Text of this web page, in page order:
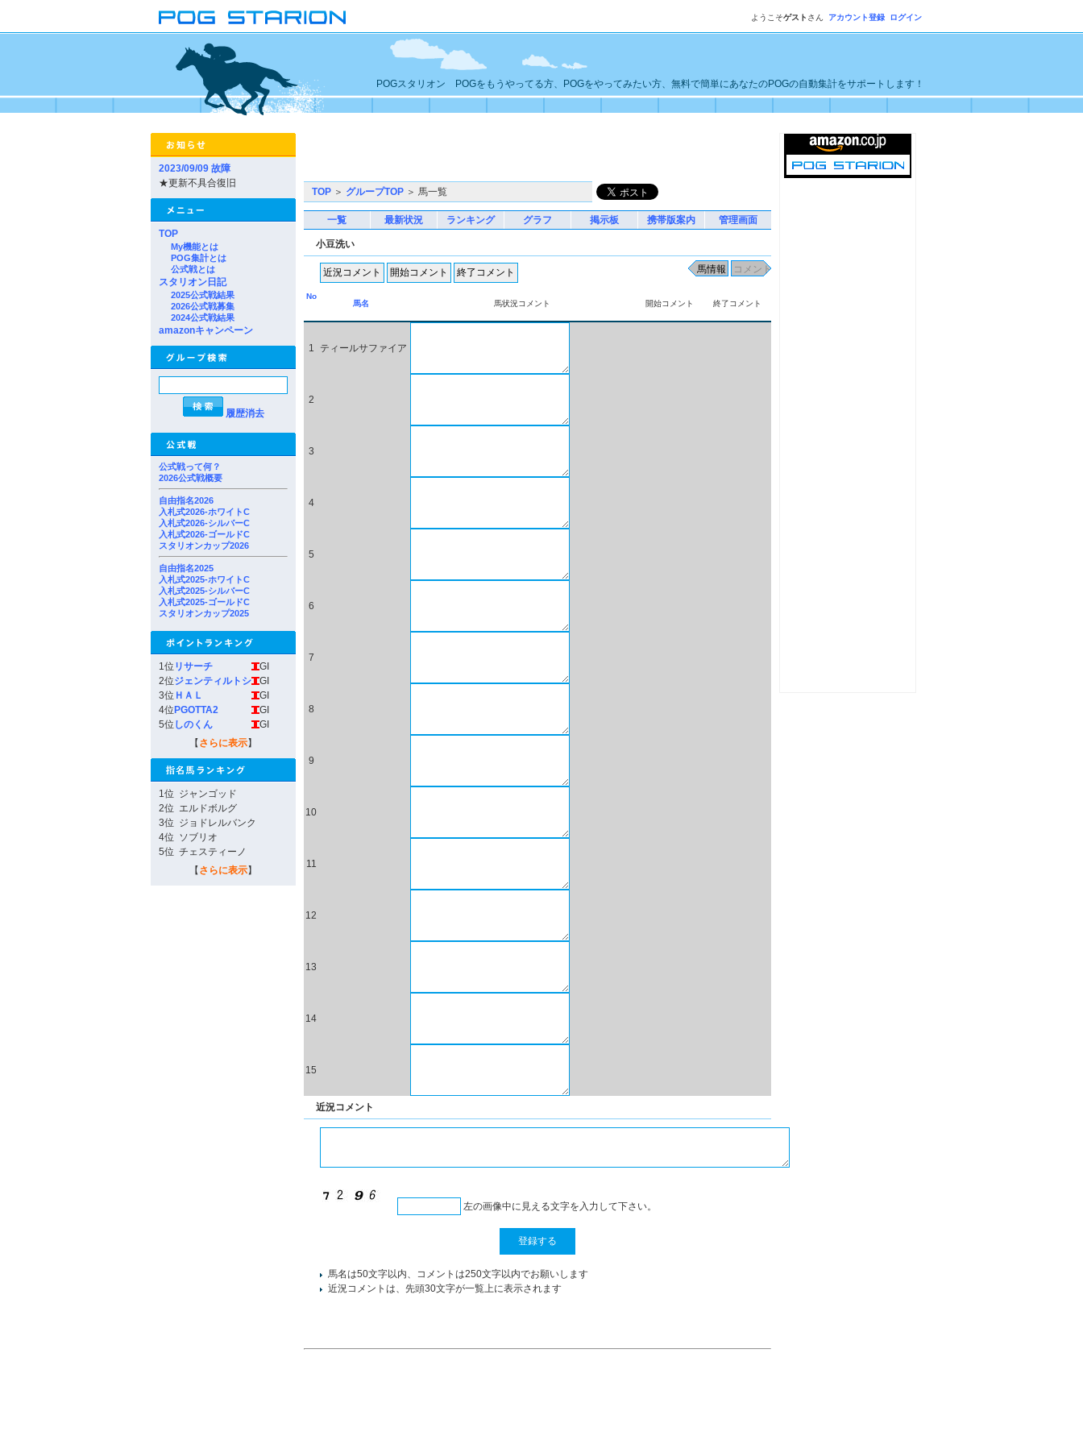
ようこそゲスト さん アカウント登録 ログイン
POGスタリオン POGをもうやってる方、POGをやってみたい方、無料で簡単にあなたのPOGの自動集計をサポートします！
2023/09/09 故障
★更新不具合復旧
TOP
My機能とは
POG集計とは
公式戦とは
スタリオン日記
2025公式戦結果
2026公式戦募集
2024公式戦結果
amazonキャンペーン
履歴消去
公式戦って何？
2026公式戦概要
自由指名2026
入札式2026-ホワイトC
入札式2026-シルバーC
入札式2026-ゴールドC
スタリオンカップ2026
自由指名2025
入札式2025-ホワイトC
入札式2025-シルバーC
入札式2025-ゴールドC
スタリオンカップ2025
1位 リサーチ
GI
2位ジェンティルトシ
GI
3位 ＨＡＬ
GI
4位 PGOTTA2
GI
5位 しのくん
GI
【 さらに表示】
1位 ジャンゴッド
2位 エルドボルグ
3位 ジョドレルバンク
4位 ソブリオ
5位 チェスティーノ
【 さらに表示】
TOP ＞ グループTOP ＞ 馬一覧
一覧 最新状況 ランキング グラフ 掲示板 携帯版案内 管理画面
小豆洗い
No
馬名
馬状況コメント 開始コメント 終了コメント
1 ティールサファイア
2
3
4
5
6
7
8
9
10
11
12
13
14
15
近況コメント
左の画像中に見える文字を入力して下さい。
馬名は50文字以内、コメントは250文字以内でお願いします
近況コメントは、先頭30文字が一覧上に表示されます